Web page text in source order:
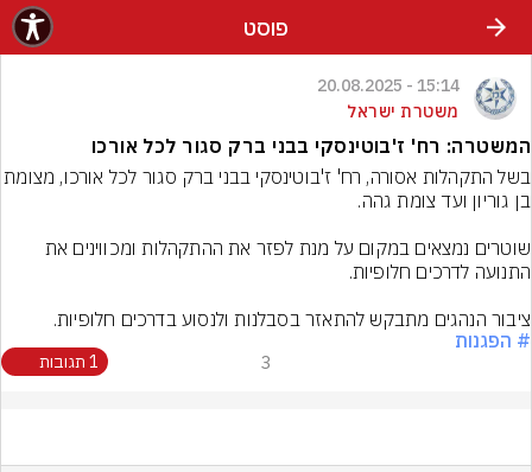
פוסט
15:14 - 20.08.2025
משטרת ישראל
המשטרה: רח' ז'בוטינסקי בבני ברק סגור לכל אורכו
בשל התקהלות אסורה, רח'
ציבור הנהגים מתבקש להתאזר בסבלנות ולנסוע בדרכים חלופיות.
# הפגנות
3 1 תגובות